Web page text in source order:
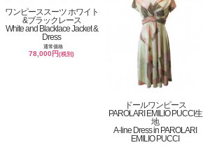
ワンピーススーツ ホワイト
&ブラックレース
White and Blacklace Jacket &
Dress
通常価格
78,000円(税別)
ドールワンピース
PAROLARI EMILIO PUCCI生
地
A-line Dress in PAROLARI
EMILIO PUCCI